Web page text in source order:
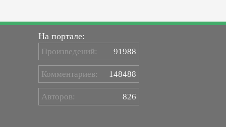
На портале:
Произведений: 91988
Комментариев: 148488
Авторов: 826